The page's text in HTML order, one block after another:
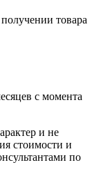
товара
с момента
и не
стоимости и
по